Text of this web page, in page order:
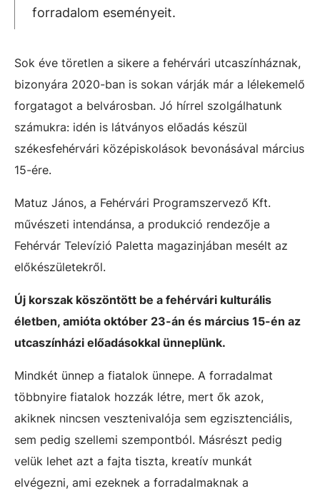
forradalom eseményeit.
Sok éve töretlen a sikere a fehérvári utcaszínháznak,
bizonyára 2020-ban is sokan várják már a lélekemelő
forgatagot a belvárosban. Jó hírrel szolgálhatunk
számukra: idén is látványos előadás készül
székesfehérvári középiskolások bevonásával március
15-ére.
Matuz János, a Fehérvári Programszervező Kft.
művészeti intendánsa, a produkció rendezője a
Fehérvár Televízió Paletta magazinjában mesélt az
előkészületekről.
Új korszak köszöntött be a fehérvári kulturális
életben, amióta október 23-án és március 15-én az
utcaszínházi előadásokkal ünneplünk.
Mindkét ünnep a fiatalok ünnepe. A forradalmat
többnyire fiatalok hozzák létre, mert ők azok,
akiknek nincsen vesztenivalója sem egzisztenciális,
sem pedig szellemi szempontból. Másrészt pedig
velük lehet azt a fajta tiszta, kreatív munkát
elvégezni, ami ezeknek a forradalmaknak a